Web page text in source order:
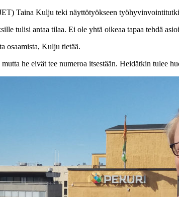
Taina Kulju teki näyttötyökseen
tulisi antaa tilaa. Ei ole yhtä oikeaa tapaa tehdä
osaamista, Kulju tietää.
he eivät tee numeroa itsestään. Heidätkin tulee